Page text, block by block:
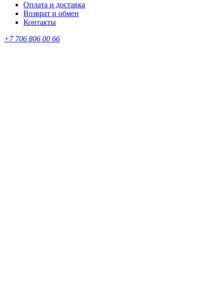
Оплата и доставка
Возврат и обмен
Контакты
+7 706 806 00 66